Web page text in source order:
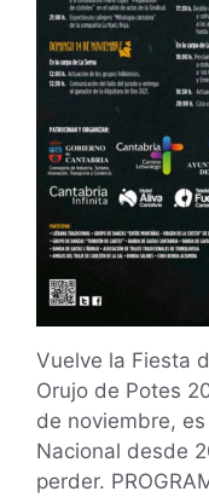
Vuelve la Fiesta
Orujo de Potes
de noviembre,
Nacional desde
perder.